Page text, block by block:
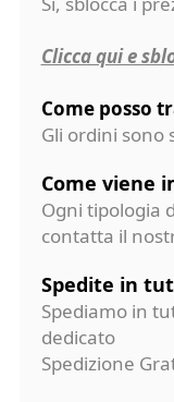
Clicca qui e
Come posso
Gli ordini
Come viene
Ogni tipologia
contatta il
Spedite in
Spediamo in
dedicato
Spedizione